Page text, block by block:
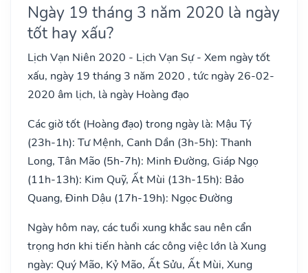
Ngày 19 tháng 3 năm 2020 là ngày
tốt hay xấu?
Lịch Vạn Niên 2020 - Lịch Vạn Sự - Xem ngày tốt
xấu, ngày 19 tháng 3 năm 2020 , tức ngày 26-02-
2020 âm lịch, là ngày Hoàng đạo
Các giờ tốt (Hoàng đạo) trong ngày là: Mậu Tý
(23h-1h): Tư Mệnh, Canh Dần (3h-5h): Thanh
Long, Tân Mão (5h-7h): Minh Đường, Giáp Ngọ
(11h-13h): Kim Quỹ, Ất Mùi (13h-15h): Bảo
Quang, Đinh Dậu (17h-19h): Ngọc Đường
Ngày hôm nay, các tuổi xung khắc sau nên cẩn
trọng hơn khi tiến hành các công việc lớn là Xung
ngày: Quý Mão, Kỷ Mão, Ất Sửu, Ất Mùi, Xung